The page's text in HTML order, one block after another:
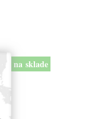
na sklade